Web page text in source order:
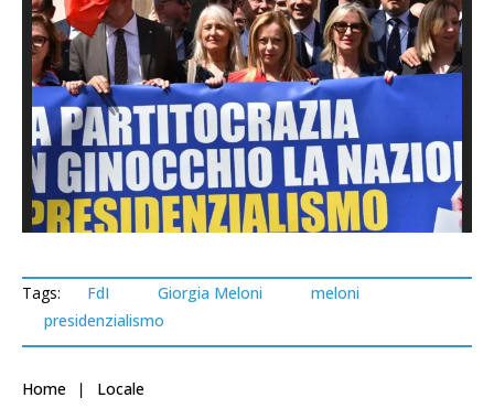
Tags: FdI Giorgia Meloni
meloni
presidenzialismo
Home Locale